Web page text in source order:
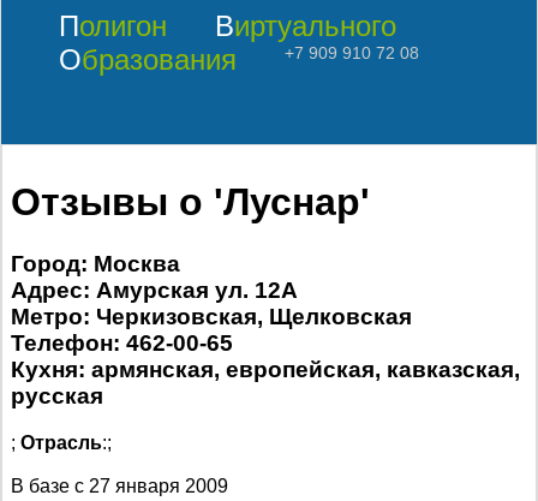
Полигон
Виртуального
Образования
+7 909 910 72 08
Отзывы о 'Луснар'
Город: Москва
Адрес: Амурская ул. 12А
Метро: Черкизовская, Щелковская
Телефон: 462-00-65
Кухня: армянская, европейская, кавказская,
русская
; Отрасль:;
В базе с 27 января 2009